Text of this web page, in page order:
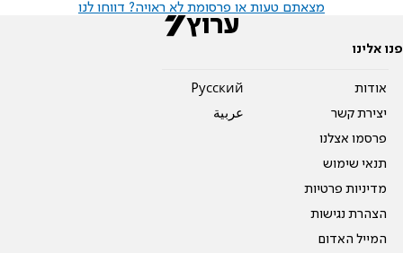
מצאתם טעות או פרסומת לא ראויה? דווחו לנו
פנו אלינו
אודות
יצירת קשר
פרסמו אצלנו
תנאי שימוש
מדיניות פרטיות
הצהרת נגישות
המייל האדום
Pусский
عربية